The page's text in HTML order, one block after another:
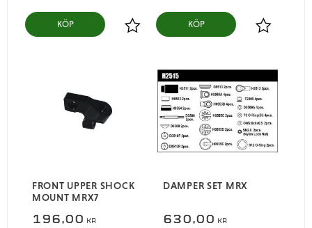
Lägg till i favoriter
KÖP
Lägg till i
KÖP
FRONT UPPER SHOCK
MOUNT MRX7
196,00 KR
DAMPER SET MRX
630,00 KR